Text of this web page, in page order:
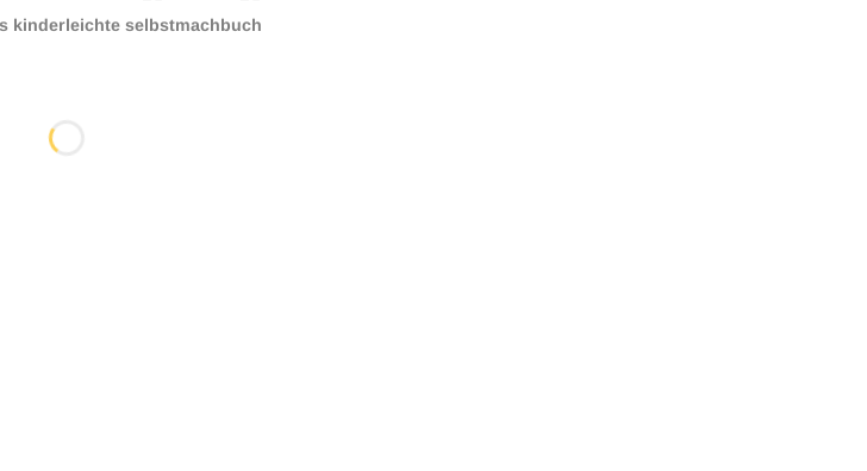
kinderleichte selbstmachbuch